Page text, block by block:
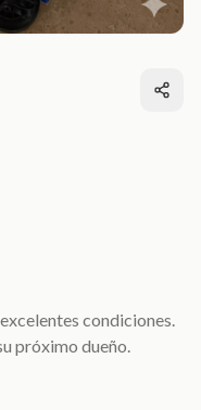
condiciones.
próximo dueño.